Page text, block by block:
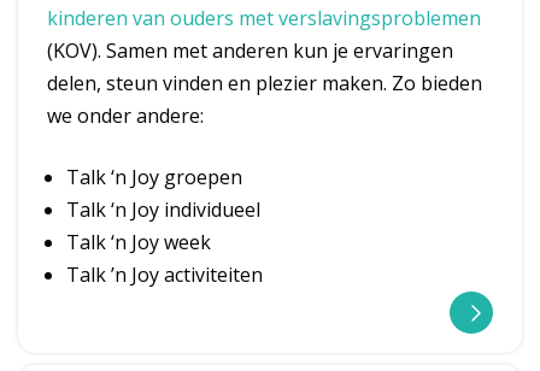
kinderen van ouders met verslavingsproblemen
(KOV). Samen met anderen kun je ervaringen
delen, steun vinden en plezier maken. Zo bieden
we onder andere:
Talk ‘n Joy groepen
Talk ‘n Joy individueel
Talk ‘n Joy week
Talk ’n Joy activiteiten